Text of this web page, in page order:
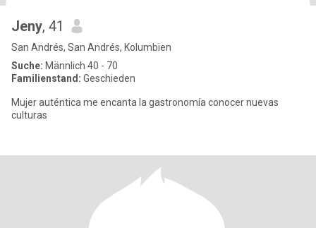
Jeny, 41
San Andrés, San Andrés, Kolumbien
Suche: Männlich 40 - 70
Familienstand: Geschieden
Mujer auténtica me encanta la gastronomía conocer nuevas
culturas